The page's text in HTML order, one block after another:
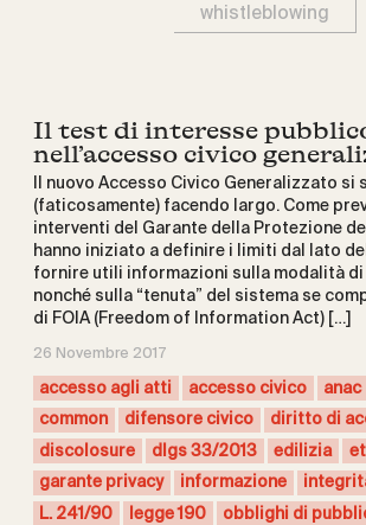
whistleblowing
Il test di interesse
nell’accesso civico
Il nuovo Accesso Civico Generalizzato si
(faticosamente) facendo largo. Come
interventi del Garante della Protezione
hanno iniziato a definire i limiti dal lato
fornire utili informazioni sulla modalità di
nonché sulla “tenuta” del sistema se
di FOIA (Freedom of Information Act) […]
26 Novembre 2017
accesso agli atti accesso civico anac
common
difensore civico
diritto di
discolosure
dlgs 33/2013 edilizia
garante privacy
informazione
L. 241/90
legge 190
obblighi di